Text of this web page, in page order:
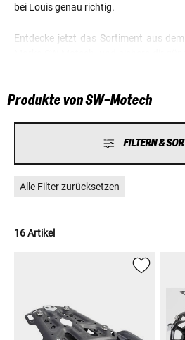
bei Louis genau richtig.
Entdecke jetzt das Sortiment aus
Produkte von SW-Motech
FILTERN &
Alle Filter zurücksetzen
16 Artikel